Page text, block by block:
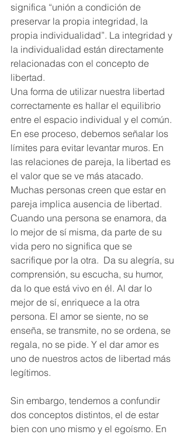
significa “unión a condición de
preservar la propia integridad, la
propia individualidad”. La integridad y
la individualidad están directamente
relacionadas con el concepto de
libertad.
Una forma de utilizar nuestra libertad
correctamente es hallar el equilibrio
entre el espacio individual y el común.
En ese proceso, debemos señalar los
límites para evitar levantar muros. En
las relaciones de pareja, la libertad es
el valor que se ve más atacado.
Muchas personas creen que estar en
pareja implica ausencia de libertad.
Cuando una persona se enamora, da
lo mejor de sí misma, da parte de su
vida pero no significa que se
sacrifique por la otra.  Da su alegría, su
comprensión, su escucha, su humor,
da lo que está vivo en él. Al dar lo
mejor de sí, enriquece a la otra
persona. El amor se siente, no se
enseña, se transmite, no se ordena, se
regala, no se pide. Y el dar amor es
uno de nuestros actos de libertad más
legítimos.
Sin embargo, tendemos a confundir
dos conceptos distintos, el de estar
bien con uno mismo y el egoísmo. En